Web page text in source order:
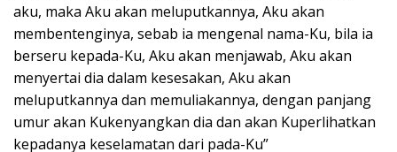
aku, maka Aku akan meluputkannya, Aku akan
membentenginya, sebab ia mengenal nama-Ku, bila ia
berseru kepada-Ku, Aku akan menjawab, Aku akan
menyertai dia dalam kesesakan, Aku akan
meluputkannya dan memuliakannya, dengan panjang
umur akan Kukenyangkan dia dan akan Kuperlihatkan
kepadanya keselamatan dari pada-Ku”